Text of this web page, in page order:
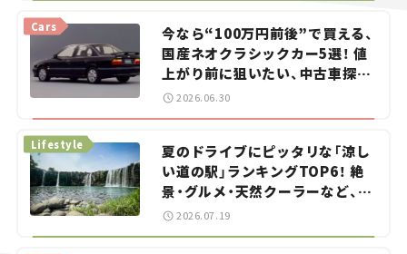
今なら“100万円前後”で買える、
国産ネオクラシックカー5選！ 値
上がり前に狙いたい、中古車探し
をお手伝い――ちょっとイケてるマ
Cars
2026.06.30
夏のドライブにピッタリな「涼し
い道の駅」ランキングTOP6！ 絶
景・グルメ・天然クーラーなど、避
暑におすすめのスポットを紹介
【道の駅マニアの推し駅ガイド】
Lifestyle
2026.07.19